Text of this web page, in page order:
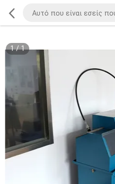
1/1